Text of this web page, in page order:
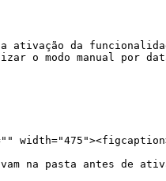
a ativação da
o modo manual por
na pasta antes de